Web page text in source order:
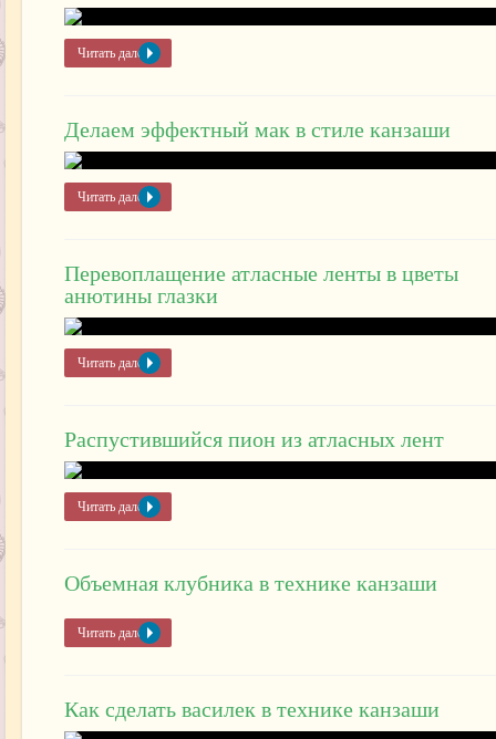
Читать далее »
Делаем эффектный мак в стиле канзаши
Читать далее »
Перевоплащение атласные ленты в цветы
анютины глазки
Читать далее »
Распустившийся пион из атласных лент
Читать далее »
Объемная клубника в технике канзаши
Читать далее »
Как сделать василек в технике канзаши